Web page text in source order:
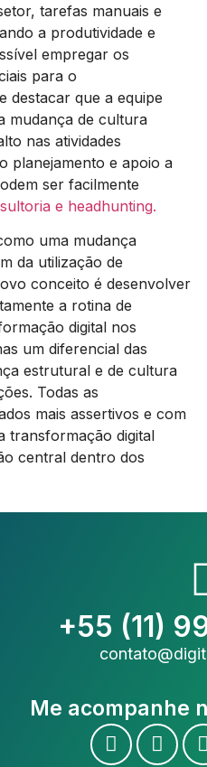
tarefas manuais e
a produtividade e
empregar os
para o
destacar que a equipe
mudança de cultura
nas atividades
planejamento e apoio a
ser facilmente
e headhunting.
uma mudança
da utilização de
conceito é desenvolver
a rotina de
digital nos
um diferencial das
estrutural e de cultura
Todas as
mais assertivos e com
transformação digital
central dentro dos
+55 (11)
Me acompanhe